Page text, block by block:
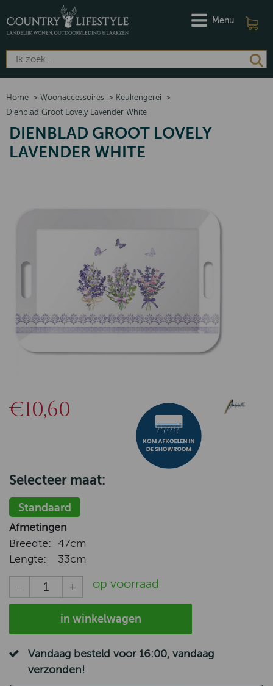
Menu
Home > Woonaccessoires > Keukengerei
>
Dienblad Groot Lovely Lavender White
DIENBLAD GROOT LOVELY
LAVENDER WHITE
€10,60
Selecteer maat:
Standaard
Afmetingen
Breedte: 47cm
Lengte:
33cm
op voorraad
in winkelwagen
Vandaag besteld voor 16:00, vandaag
verzonden!